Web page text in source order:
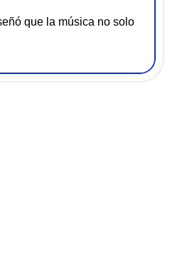
que la música no solo